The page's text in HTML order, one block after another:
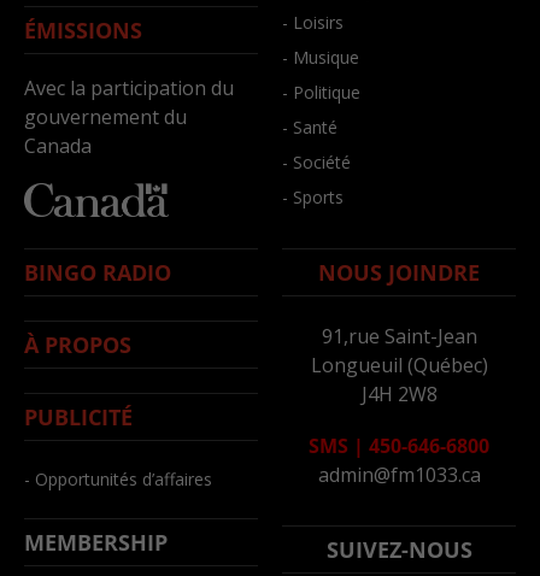
ÉMISSIONS
Avec la participation du
gouvernement du
Canada
- Loisirs
- Musique
- Politique
- Santé
- Société
- Sports
BINGO RADIO
À PROPOS
PUBLICITÉ
- Opportunités d’affaires
MEMBERSHIP
NOUS JOINDRE
91,rue Saint-Jean
Longueuil (Québec)
J4H 2W8
SMS | 450-646-6800
admin@fm1033.ca
SUIVEZ-NOUS